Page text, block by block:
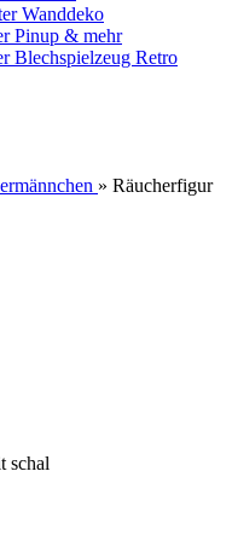
Wanddeko
Pinup & mehr
Blechspielzeug Retro
» Räucherfigur